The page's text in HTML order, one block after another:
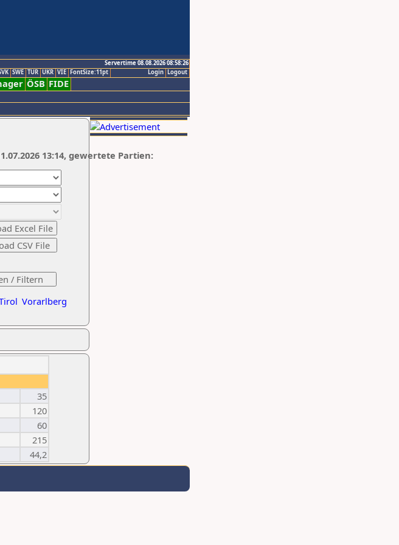
Servertime 08.08.2026 08:58:26
Logout
Login
SWE TUR UKR VIE FontSize:11pt
ÖSB FIDE
Vorarlberg
13:14, gewertete Partien:
35
120
60
215
44,2